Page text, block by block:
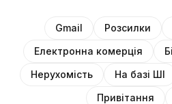
Gmail Розсилки
Електронна комерція
Нерухомість
На базі ШІ
Привітання